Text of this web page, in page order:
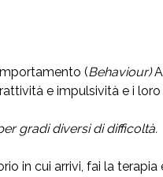
(Behaviour)
e impulsività e i loro
gradi diversi di difficoltà.
in cui arrivi, fai la terapia